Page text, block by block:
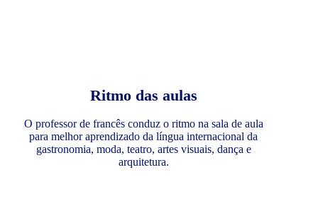
Ritmo das aulas
O professor de francês conduz o ritmo na sala de aula
para melhor aprendizado da língua internacional da
gastronomia, moda, teatro, artes visuais, dança e
arquitetura.